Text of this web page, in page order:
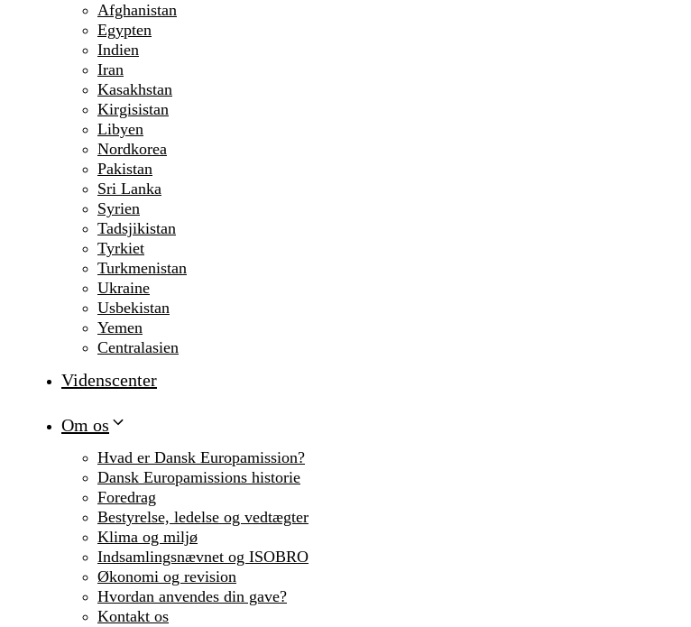
Afghanistan
Egypten
Indien
Iran
Kasakhstan
Kirgisistan
Libyen
Nordkorea
Pakistan
Sri Lanka
Syrien
Tadsjikistan
Tyrkiet
Turkmenistan
Ukraine
Usbekistan
Yemen
Centralasien
Videnscenter
Om os
Hvad er Dansk Europamission?
Dansk Europamissions historie
Foredrag
Bestyrelse, ledelse og vedtægter
Klima og miljø
Indsamlingsnævnet og ISOBRO
Økonomi og revision
Hvordan anvendes din gave?
Kontakt os